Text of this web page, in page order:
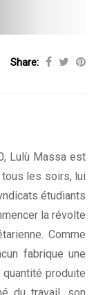
Share:
Lulù Massa est
tous les soirs, lui
étudiants
la révolte
Comme
fabrique une
produite